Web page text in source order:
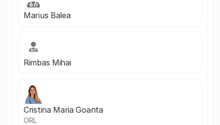
Marius Balea
Rimbas Mihai
Cristina Maria Goanta
ORL